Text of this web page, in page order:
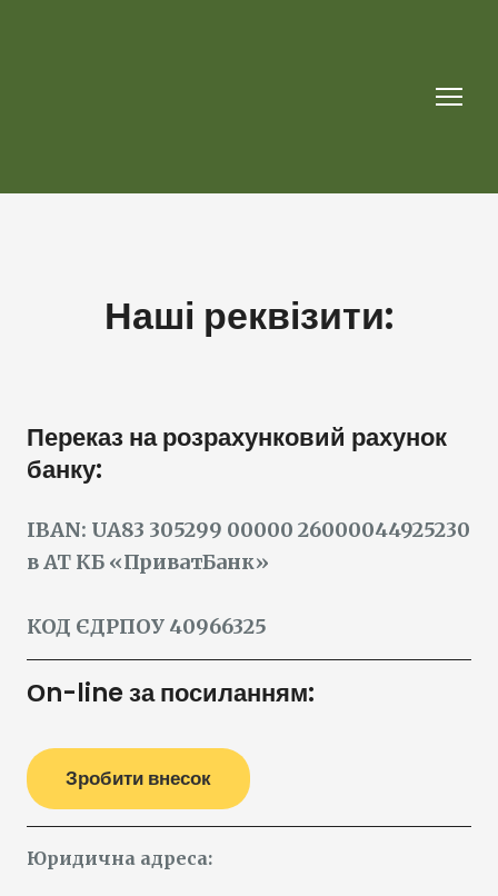
Наші реквізити:
Переказ на розрахунковий рахунок
банку:
IBAN: UA83 305299 00000 26000044925230
в АТ КБ «ПриватБанк»
КОД ЄДРПОУ 40966325
Оn-line за посиланням:
Зробити внесок
Юридична адреса: